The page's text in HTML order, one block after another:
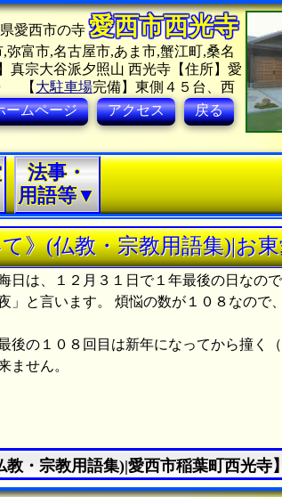
愛西市の寺 愛西市西光寺
,弥富市,名古屋市,あま市,蟹江町,桑名
真宗大谷派夕照山 西光寺【住所】愛
【 大駐車場完備】東側４５台、西
ームページ アクセス 戻る
法事・
用語等▼
》(仏教・宗教用語集)|お
日は、１２月３１日で１年最後の日なの
と言います。 煩悩の数が１０８なので
の１０８回目は新年になってから撞く
ません。